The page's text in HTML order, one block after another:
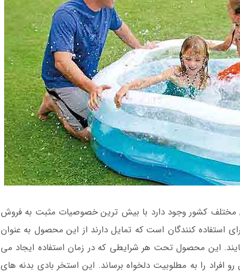
مختلف کشور وجود دارد با بیش ترین خصوصیات مثبت به فروش
استفاده کنندگان است که تمایل دارند از این محصول به عنوان
این محصول تحت هر شرایطی که در زمان استفاده ایجاد می
افراد را به مطلوبیت دلخواه برساند. این استخر بادی بدنه های